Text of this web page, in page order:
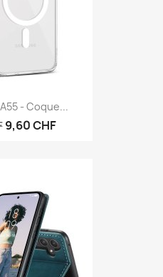
- Coque...
9,60 CHF